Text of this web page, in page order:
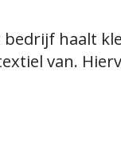
haalt
van.